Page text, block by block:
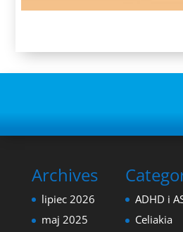
Archives
lipiec 2026
maj 2025
ADHD i
Celiakia